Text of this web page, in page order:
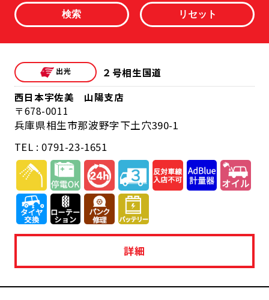
検索
２号相生国道
西日本宇佐美 山陽支店
678-0011
兵庫県相生市那波野字下土穴390-1
TEL : 0791-23-1651
詳細